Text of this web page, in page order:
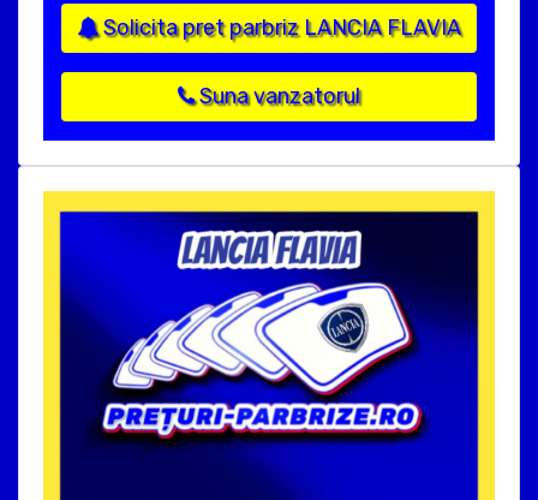
Solicita pret parbriz LANCIA FLAVIA
Suna vanzatorul